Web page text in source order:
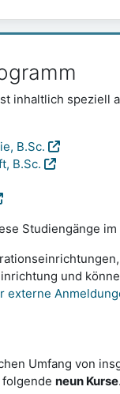
inhaltlich
B.Sc.
B.Sc.
Studiengänge
und
externe
Umfang von
neun Kurse